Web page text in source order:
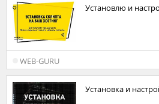
Установлю и
WEB-GURU
Установка и